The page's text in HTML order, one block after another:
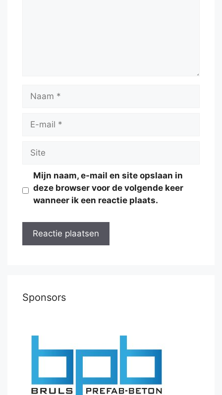
Naam
Site
Mijn naam, e-mail en site opslaan in
deze browser voor de volgende keer
wanneer ik een reactie plaats.
Sponsors